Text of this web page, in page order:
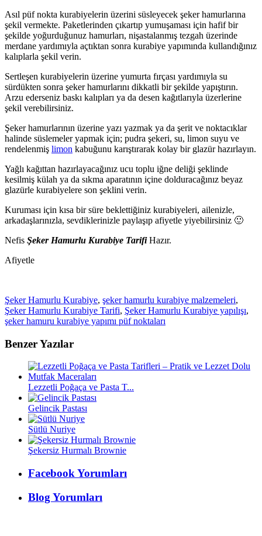
Asıl püf nokta kurabiyelerin üzerini süsleyecek şeker hamurlarına
şekil vermekte. Paketlerinden çıkartıp yumuşaması için hafif bir
şekilde yoğurduğunuz hamurları, nişastalanmış tezgah üzerinde
merdane yardımıyla açtıktan sonra kurabiye yapımında kullandığınız
kalıplarla şekil verin.
Sertleşen kurabiyelerin üzerine yumurta fırçası yardımıyla su
sürdükten sonra şeker hamurlarını dikkatli bir şekilde yapıştırın.
Arzu ederseniz baskı kalıpları ya da desen kağıtlarıyla üzerlerine
şekil verebilirsiniz.
Şeker hamurlarının üzerine yazı yazmak ya da şerit ve noktacıklar
halinde süslemeler yapmak için; pudra şekeri, su, limon suyu ve
rendelenmiş limon kabuğunu karıştırarak kolay bir glazür hazırlayın.
Yağlı kağıttan hazırlayacağınız ucu toplu iğne deliği şeklinde
kesilmiş külah ya da sıkma aparatının içine dolduracağınız beyaz
glazürle kurabiyelere son şeklini verin.
Kuruması için kısa bir süre beklettiğiniz kurabiyeleri, ailenizle,
arkadaşlarınızla, sevdiklerinizle paylaşıp afiyetle yiyebilirsiniz 🙂
Nefis Şeker Hamurlu Kurabiye TarifiHazır.
Afiyetle
Şeker Hamurlu Kurabiye, şeker hamurlu kurabiye malzemeleri,
Şeker Hamurlu Kurabiye Tarifi, Şeker Hamurlu Kurabiye yapılışı,
şeker hamuru kurabiye yapımı püf noktaları
Benzer Yazılar
Lezzetli Poğaça ve Pasta T...
Gelincik Pastası
Sütlü Nuriye
Şekersiz Hurmalı Brownie
Facebook Yorumları
Blog Yorumları